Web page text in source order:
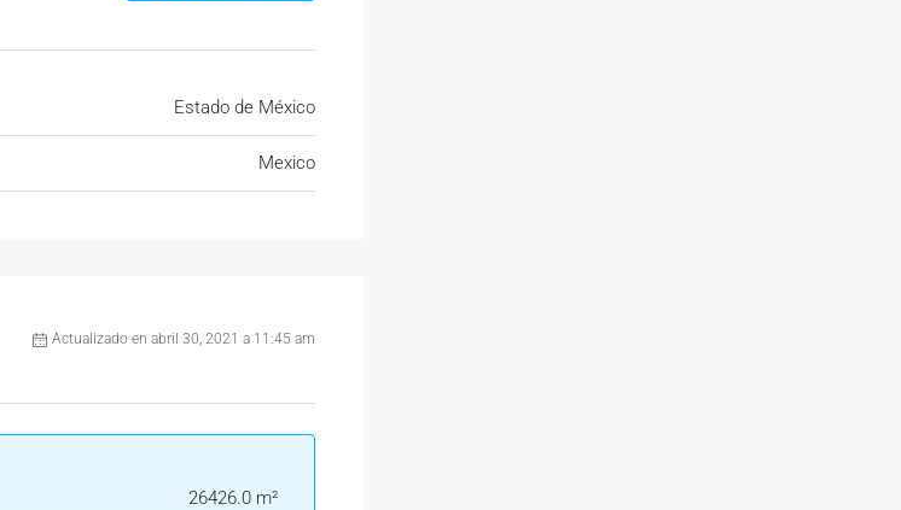
Estado de México
Mexico
Actualizado en abril 30, 2021 a 11:45 am
26426.0 m²